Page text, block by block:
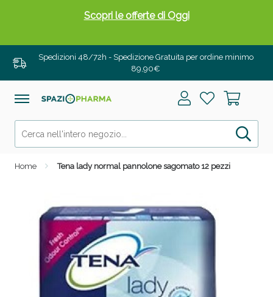
Spedizioni 48/72h - Spedizione Gratuita per ordine minimo
89,90€
Home Tena lady normal pannolone sagomato 12 pezzi
Scopri le offerte di Oggi
Drenanti e Pancia Piatta: Sconti fino al 55% validi
solo per OGGI!